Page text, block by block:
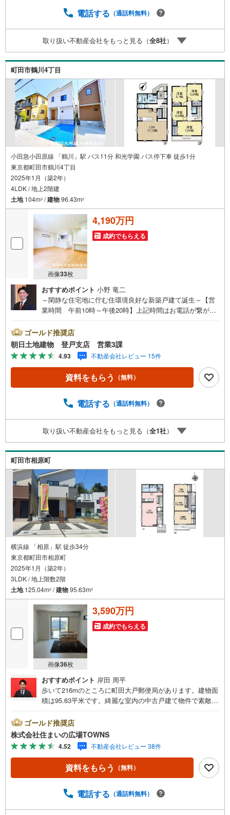
頂けます。2.FPソフトを使用しマイホーム購入の資金計
に安心を提案します。3.どんなに信用のある建築会社でも
ご自分の目で確認することは重要ですよね。弊社は特殊機
材を使用してインスペクションを実施します。
電話する （通話料無料）
取り扱い不動産会社をもっと見る（全8社）
町田市鶴川4丁目
小田急小田原線 「鶴川」駅 バス11分 和光学園 バス停下車 徒歩1分
東京都町田市鶴川4丁目
2025年1月（築2年）
4LDK / 地上2階建
土地104m2 /建物96.43m2
画像33枚
4,190万円
成約でもらえる
おすすめポイント 小野 竜二
～閑静な住宅地に佇む住環境良好な新築戸建て誕生～【営
業時間 午前10時～午後20時】上記時間はお電話が繋がり
集中する為、お早めにお電話ください。『室内・現地見学
をする』ボタンよりご予約をいただくとご見学がスムーズ
です。【創業42年】朝日土地建物株式会社は、神奈川県・
東京都・埼玉県の不動産を中心に取り扱っている不動産会
社です。おかげさまで創業42年の信頼と安心でお客様の住
まい探しを全力でサポートいたします。不動産に関わるご
納得】当社では担当営業が物件情報をご紹介しておりま
いては、担当課長も同席してご説明させていただきます。
ゴールド推奨店
朝日土地建物 登戸支店 営業3課
4.93 不動産会社レビュー 15件
資料をもらう （無料）
電話する （通話料無料）
取り扱い不動産会社をもっと見る（全1社）
町田市相原町
横浜線 「相原」駅 徒歩34分
東京都町田市相原町
2025年1月（築2年）
3LDK / 地上階数2階
土地125.04m2 /建物95.63m2
画像36枚
3,590万円
成約でもらえる
おすすめポイント 岸田 周平
歩いて216mのところに町田大戸郵便局があります。建物面
積は95.63平米です。綺麗な室内の中古戸建て物件で素敵な
キッチン付きの物件になります。浴室に窓があるのできれ
いな空気を浴室までお届けできます。入浴時間を気にする
必要のない追焚機能のある浴室です。皆で仲良く生活でき
る3LDKの物件情報はこちらです。
ゴールド推奨店
株式会社住まいの広場TOWNS
4.52 不動産会社レビュー 38件
資料をもらう （無料）
電話する （通話料無料）